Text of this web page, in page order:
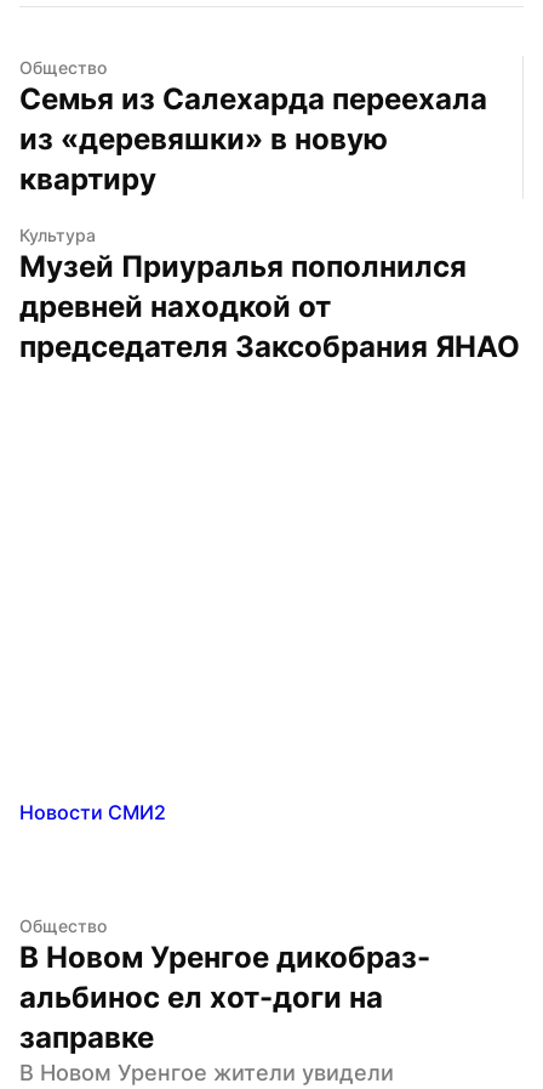
Общество
Семья из Салехарда переехала
из «деревяшки» в новую
квартиру
Культура
Музей Приуралья пополнился
древней находкой от
председателя Заксобрания ЯНАО
Новости СМИ2
Общество
В Новом Уренгое дикобраз-
альбинос ел хот-доги на
заправке
В Новом Уренгое жители увидели